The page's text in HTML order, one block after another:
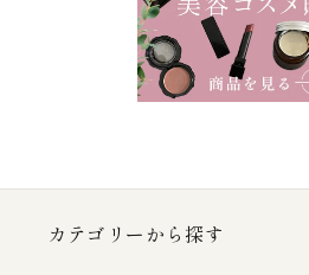
カテゴリーから探す